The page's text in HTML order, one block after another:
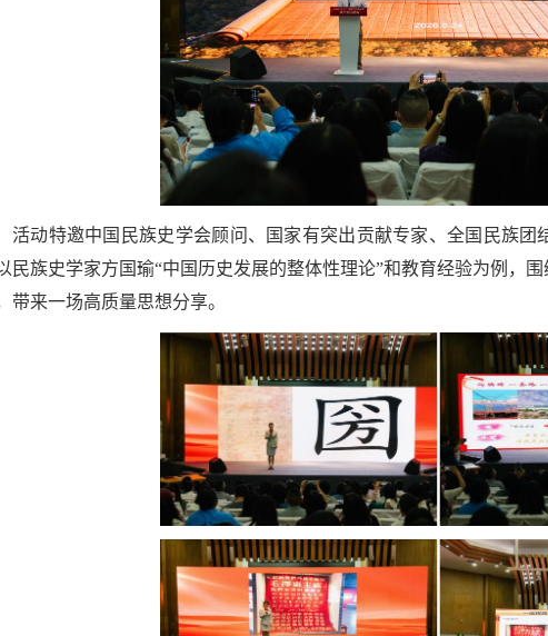
活动特邀中国民族史学会顾问、国家有突出贡献专家、全国民族
民族史学家方国瑜“中国历史发展的整体性理论”和教育经验为例，
带来一场高质量思想分享。